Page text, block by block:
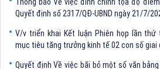
Quyết định số 2317/QĐ-UBND ngày 21/7/
mục tiêu tăng trưởng kinh tế 02 con số giai